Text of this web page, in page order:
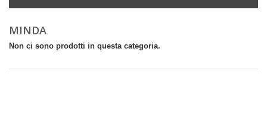
MINDA
Non ci sono prodotti in questa categoria.